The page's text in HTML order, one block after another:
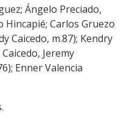
Ángelo Preciado,
Hincapié; Carlos Gruezo
Caicedo, m.87); Kendry
Jeremy
Enner Valencia